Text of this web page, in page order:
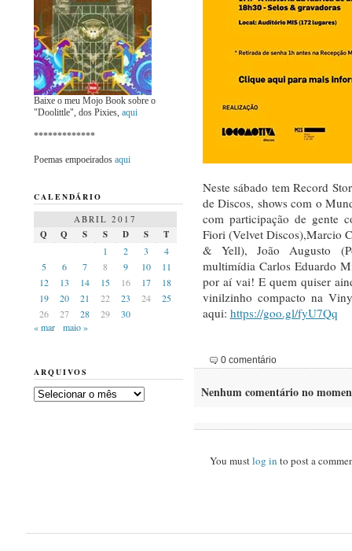
Neste sábado tem Record
de Discos, shows com o
com participação de gente
Fiori (Velvet Discos),Marcio
& Yell), João Augusto
multimídia Carlos Eduardo
por aí vai! E quem quiser
vinilzinho compacto na
aqui: https://goo.gl/fyU7Qq
0 comentário
Nenhum comentário no
You mustlog in to post a
Baixe o meu Mojo Book sobre o
"Doolittle", dos Pixies, aqui
*************
Poemas empoeirados aqui
CALENDÁRIO
ABRIL 2017
Q Q S S D S
T
1
2 3
4
5
6 7 8 9 10
11
12
13 14 15 16 17
18
19
20 21 22 23 24
25
26
27 28 29
30
« mar
maio »
ARQUIVOS
Arquivos